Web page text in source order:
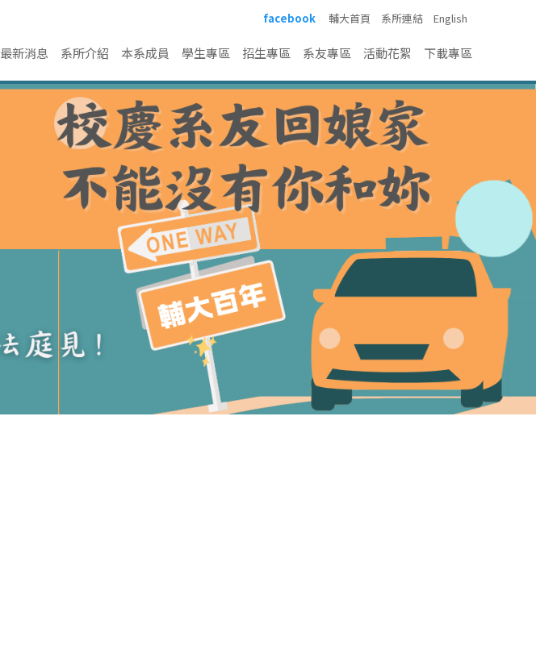
facebook 輔大首頁 系所連結 English
最新消息 系所介紹 本系成員 學生專區 招生專區 系友專區 活動花絮 下載專區